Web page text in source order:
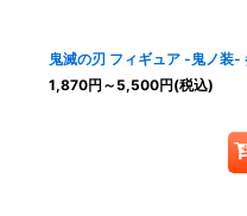
鬼滅の刃 フィギュア -鬼ノ装-
1,870円 ～5,500円(税込)